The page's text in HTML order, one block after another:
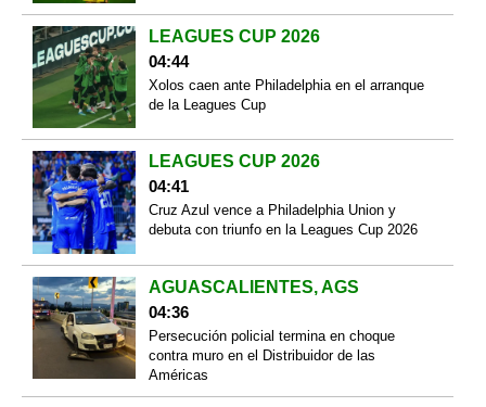
LEAGUES CUP 2026
04:44
Xolos caen ante Philadelphia en el arranque
de la Leagues Cup
LEAGUES CUP 2026
04:41
Cruz Azul vence a Philadelphia Union y
debuta con triunfo en la Leagues Cup 2026
AGUASCALIENTES, AGS
04:36
Persecución policial termina en choque
contra muro en el Distribuidor de las
Américas